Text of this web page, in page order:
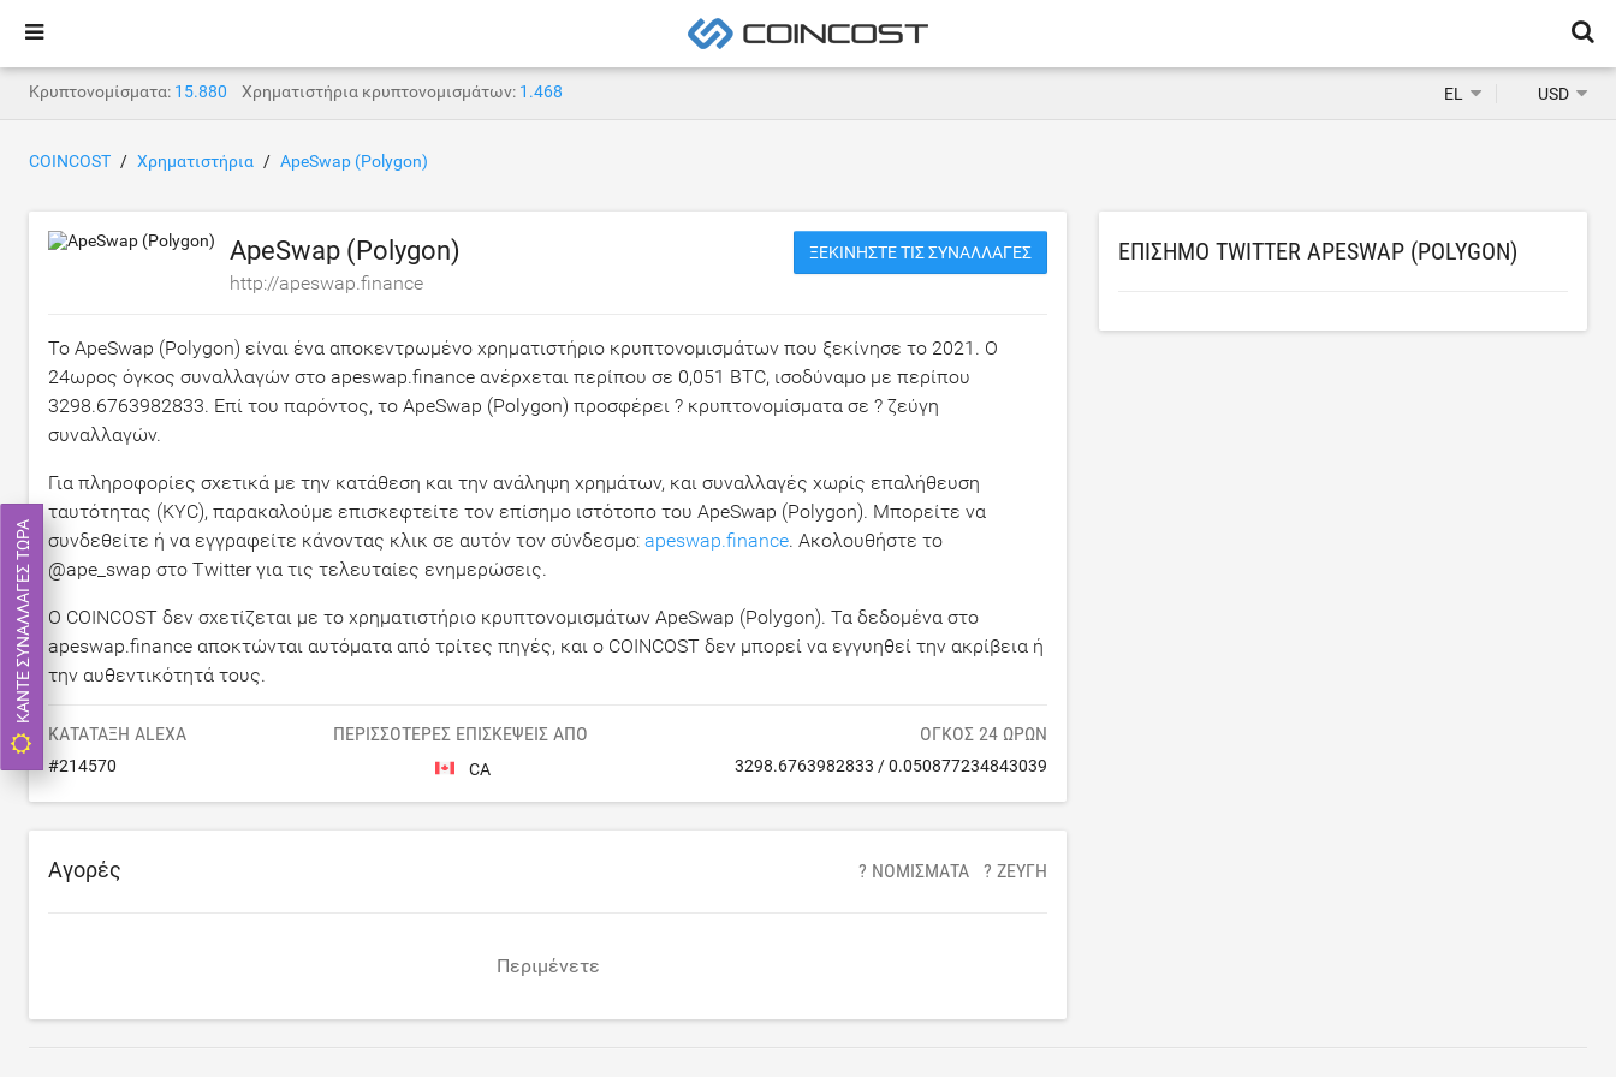
Κρυπτονομίσματα: 15.880 Χρηματιστήρια κρυπτονομισμάτων: 1.468 EL USD
COINCOST Χρηματιστήρια ApeSwap (Polygon)
ApeSwap (Polygon)
http://apeswap.finance
ΞΕΚΙΝΉΣΤΕ ΤΙΣ ΣΥΝΑΛΛΑΓΈΣ
Το ApeSwap (Polygon) είναι ένα αποκεντρωμένο χρηματιστήριο κρυπτονομισμάτων που ξεκίνησε το 2021. Ο
24ωρος όγκος συναλλαγών στο apeswap.finance ανέρχεται περίπου σε 0,051 BTC, ισοδύναμο με περίπου
3298.6763982833. Επί του παρόντος, το ApeSwap (Polygon) προσφέρει ? κρυπτονομίσματα σε ? ζεύγη
συναλλαγών.
Για πληροφορίες σχετικά με την κατάθεση και την ανάληψη χρημάτων, και συναλλαγές χωρίς επαλήθευση
ταυτότητας (KYC), παρακαλούμε επισκεφτείτε τον επίσημο ιστότοπο του ApeSwap (Polygon). Μπορείτε να
συνδεθείτε ή να εγγραφείτε κάνοντας κλικ σε αυτόν τον σύνδεσμο: apeswap.finance. Ακολουθήστε το
@ape_swap στο Twitter για τις τελευταίες ενημερώσεις.
Ο COINCOST δεν σχετίζεται με το χρηματιστήριο κρυπτονομισμάτων ApeSwap (Polygon). Τα δεδομένα στο
apeswap.finance αποκτώνται αυτόματα από τρίτες πηγές, και ο COINCOST δεν μπορεί να εγγυηθεί την ακρίβεια ή
την αυθεντικότητά τους.
ΚΑΤΆΤΑΞΗ ALEXA
#214570
ΠΕΡΙΣΣΌΤΕΡΕΣ ΕΠΙΣΚΈΨΕΙΣ ΑΠΌ
CA
ΌΓΚΟΣ 24 ΩΡΏΝ
3298.6763982833 /0.050877234843039
Αγορές ? ΝΟΜΊΣΜΑΤΑ ? ΖΕΎΓΗ
Περιμένετε
ΕΠΊΣΗΜΟ TWITTER APESWAP (POLYGON)
ΚΆΝΤΕ ΣΥΝΑΛΛΑΓΈΣ ΤΏΡΑ